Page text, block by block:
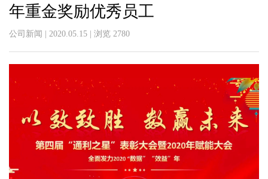
年重金奖励优秀员工
公司新闻 | 2020.05.15 | 浏览 2780